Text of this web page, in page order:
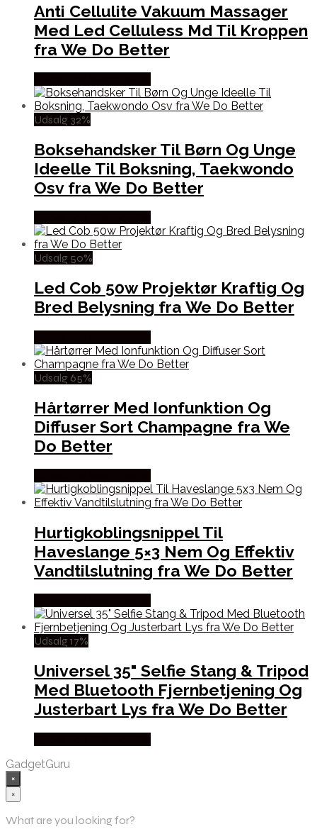
Anti Cellulite Vakuum Massager
Med Led Celluless Md Til Kroppen
fra We Do Better
Udsalg 32%
Boksehandsker Til Børn Og Unge
Ideelle Til Boksning, Taekwondo
Osv fra We Do Better
Udsalg 50%
Led Cob 50w Projektør Kraftig Og
Bred Belysning fra We Do Better
Udsalg 65%
Hårtørrer Med Ionfunktion Og
Diffuser Sort Champagne fra We
Do Better
Hurtigkoblingsnippel Til
Haveslange 5×3 Nem Og Effektiv
Vandtilslutning fra We Do Better
Udsalg 17%
Universel 35" Selfie Stang & Tripod
Med Bluetooth Fjernbetjening Og
Justerbart Lys fra We Do Better
GadgetGuru
×
×
What are you looking for?